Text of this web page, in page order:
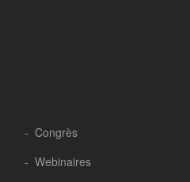
- Congrès
- Webinaires